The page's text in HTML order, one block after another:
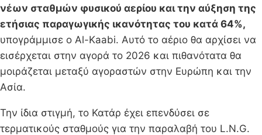
νέων σταθμών φυσικού αερίου και την αύξηση της
ετήσιας παραγωγικής ικανότητας του κατά 64%,
υπογράμμισε ο Al-Kaabi. Αυτό το αέριο θα αρχίσει να
εισέρχεται στην αγορά το 2026 και πιθανότατα θα
μοιράζεται μεταξύ αγοραστών στην Ευρώπη και την
Ασία.
Την ίδια στιγμή, το Κατάρ έχει επενδύσει σε
τερματικούς σταθμούς για την παραλαβή του L.N.G.